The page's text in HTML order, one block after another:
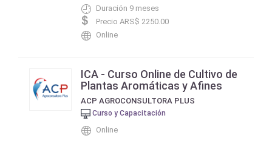
Duración 9 meses
Precio ARS$ 2250.00
Online
ICA - Curso Online de Cultivo de
Plantas Aromáticas y Afines
ACP AGROCONSULTORA PLUS
Curso y Capacitación
Online